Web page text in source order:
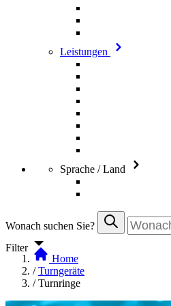
Leistungen
Sprache / Land
Wonach suchen Sie?
Filter
Home
/ Turngeräte
/ Turnringe